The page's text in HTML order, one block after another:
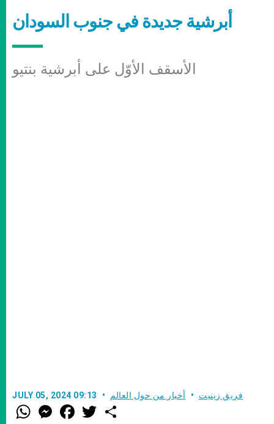
أبرشية جديدة في جنوب السودان
الأسقف الأوّل على أبرشية بنتيو
JULY 05, 2024 09:13 فريق زينيت أخبار من حول العالم
W
h
M
e
F
a
T
w